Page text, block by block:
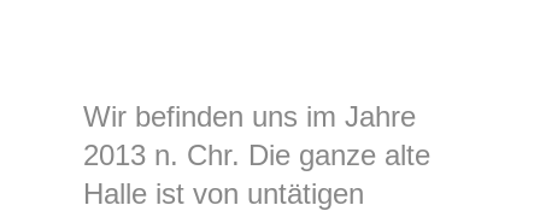
Wir befinden uns im Jahre
2013 n. Chr. Die ganze alte
Halle ist von untätigen